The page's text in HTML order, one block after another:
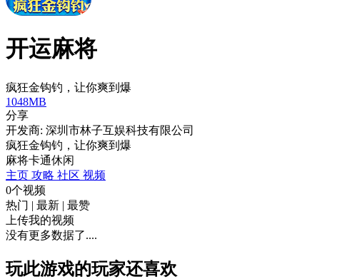
开运麻将
疯狂金钩钓，让你爽到爆
1048MB
分享
开发商: 深圳市林子互娱科技有限公司
疯狂金钩钓，让你爽到爆
麻将卡通休闲
主页 攻略 社区 视频
0个视频
热门 | 最新 | 最赞
上传我的视频
没有更多数据了....
玩此游戏的玩家还喜欢